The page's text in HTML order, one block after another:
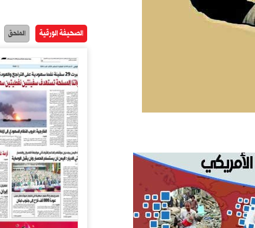
الصحيفة الورقية الملحق